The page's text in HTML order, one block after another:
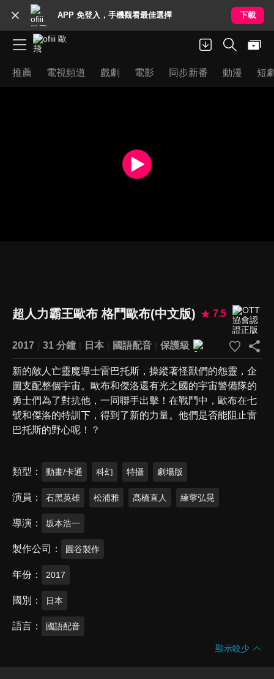
APP 免登入，手機觀看最佳選擇 下載
推薦 電視頻道 戲劇 電影 同步新番 動漫 短
超人力霸王歐布 格鬥歐布(中文版) 7.5
2017 31 分鐘 日本 國語配音 保護級
新的敵人亡靈魔導士雷巴托斯，操縱著怪獸們的怨靈，企
圖支配整個宇宙。歐布和傑洛還有光之國的宇宙警備隊的
勇士們為了對抗他，一同聯手出擊！在戰鬥中，歐布在七
號和傑洛的特訓下，得到了新的力量。他們是否能阻止雷
巴托斯的野心呢！？
類型 動畫/卡通 科幻 特攝 劇場版
演員 石黑英雄 松浦雅 髙橋直人 練薴弘晃
導演 坂本浩一
製作公司 圓谷製作
年份 2017
國別 日本
語言 國語配音
顯示較少